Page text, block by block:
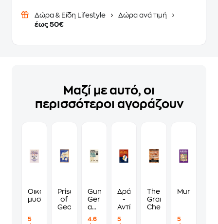
Δώρα & Είδη Lifestyle
Δώρα ανά τιμή
έως 50€
Μαζί με αυτό, οι
περισσότεροι αγοράζουν
Οικογενειακά
μυστικά
5
Prisoners
of
Geography
Guns,
Germs
and
4.6
Δράση
-
Αντίδραση
5
The
Grand
Chessboard
Murdoku
5